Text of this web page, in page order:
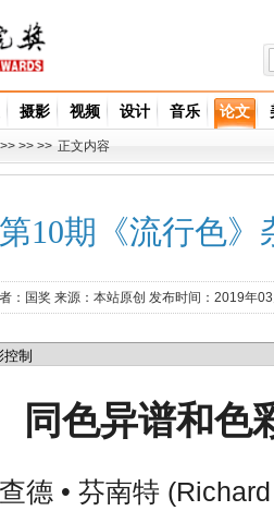
摄影 视频 设计 音乐 论文
>> >> >> 正文内容
第10期《流行色》
： 国奖 来源： 本站原创 发布时间：2019年
同色异谱和色
德 • 芬南特